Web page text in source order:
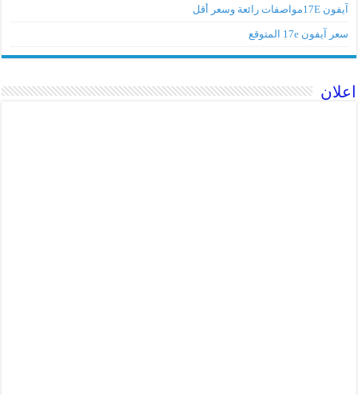
آيفون 17Eمواصفات رائعة وسعر أقل
سعر آيفون 17e المتوقع
اعلان